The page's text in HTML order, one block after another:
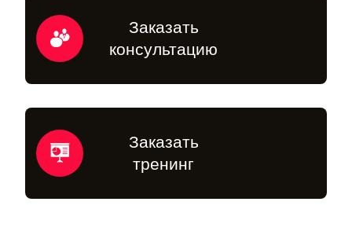
Заказать
консультацию
Заказать
тренинг